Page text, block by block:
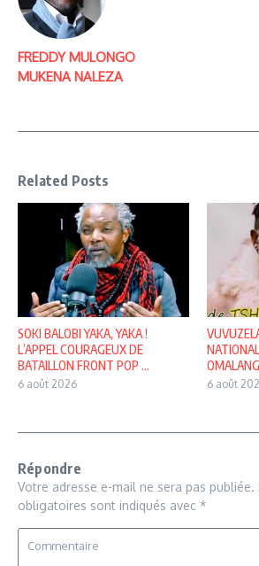
FREDDY MULONGO
MUKENA NALEZA
Related Posts
SOKI BALOBI YAKA, YAKA !
L’APPEL COURAGEUX DE
BATAILLON FRONT POP ...
6 août 2026 6 août
Répondre
Votre adresse e-mail ne sera pas publiée.
obligatoires sont indiqués avec *